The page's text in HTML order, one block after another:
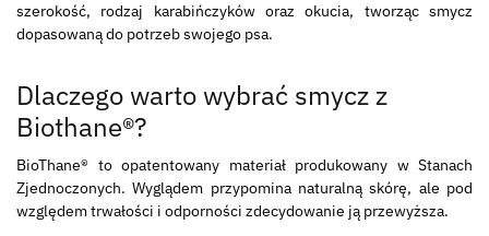
szerokość, rodzaj karabińczyków oraz okucia, tworząc smycz
dopasowaną do potrzeb swojego psa.
Dlaczego warto wybrać smycz z
Biothane®?
BioThane® to opatentowany materiał produkowany w Stanach
Zjednoczonych. Wyglądem przypomina naturalną skórę, ale pod
względem trwałości i odporności zdecydowanie ją przewyższa.